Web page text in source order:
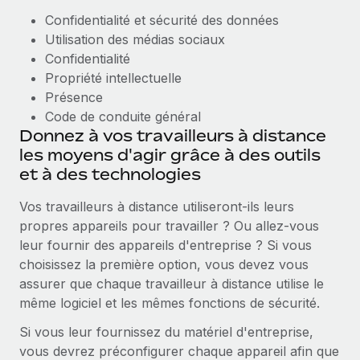
Confidentialité et sécurité des données
Utilisation des médias sociaux
Confidentialité
Propriété intellectuelle
Présence
Code de conduite général
Donnez à vos travailleurs à distance
les moyens d'agir grâce à des outils
et à des technologies
Vos travailleurs à distance utiliseront-ils leurs
propres appareils pour travailler ? Ou allez-vous
leur fournir des appareils d'entreprise ? Si vous
choisissez la première option, vous devez vous
assurer que chaque travailleur à distance utilise le
même logiciel et les mêmes fonctions de sécurité.
Si vous leur fournissez du matériel d'entreprise,
vous devrez préconfigurer chaque appareil afin que